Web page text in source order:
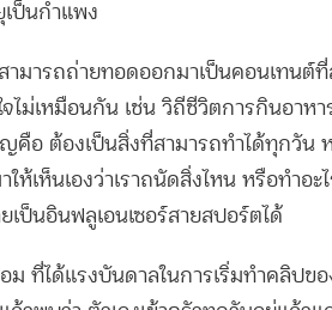
เป็นกำแพง
ามารถถ่ายทอดออกมาเป็นคอนเทนต์
จไม่เหมือนกัน เช่น วิถีชีวิตการกินอาห
คือ ต้องเป็นสิ่งที่สามารถทำได้ทุกวัน
ห้เห็นเองว่าเราถนัดสิ่งไหน หรือทำอ
เป็นอินฟลูเอนเซอร์สายสปอร์ตได้
ม ที่ได้แรงบันดาลในการเริ่มทำคลิปข